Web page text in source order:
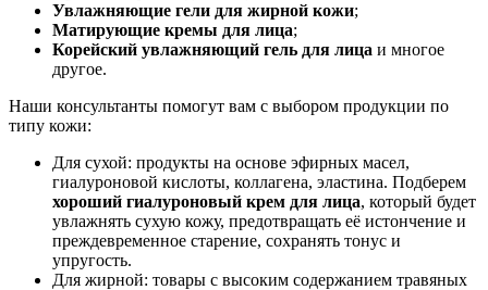
Увлажняющие гели для жирной кожи;
Матирующие кремы для лица;
Корейский увлажняющий гель для лица и многое
другое.
Наши консультанты помогут вам с выбором продукции по
типу кожи:
Для сухой: продукты на основе эфирных масел,
гиалуроновой кислоты, коллагена, эластина. Подберем
хороший гиалуроновый крем для лица, который будет
увлажнять сухую кожу, предотвращать её истончение и
преждевременное старение, сохранять тонус и
упругость.
Для жирной: товары с высоким содержанием травяных